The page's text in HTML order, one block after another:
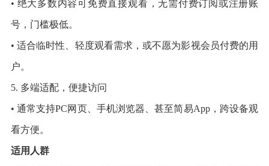
• 绝大多数内容可免费直接观看，无需付费订阅或注册账
号，门槛极低。
• 适合临时性、轻度观看需求，或不愿为影视会员付费的用
户。
5. 多端适配，便捷访问
• 通常支持PC网页、手机浏览器、甚至简易App，跨设备观
看方便。
适用人群